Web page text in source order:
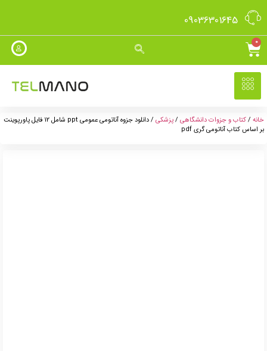
09036301645
0
خانه /کتاب و جزوات دانشگاهی /پزشکی
/ دانلود جزوه آناتومی عمومی ppt شامل 12 فایل پاورپوینت
بر اساس کتاب آناتومی گری pdf